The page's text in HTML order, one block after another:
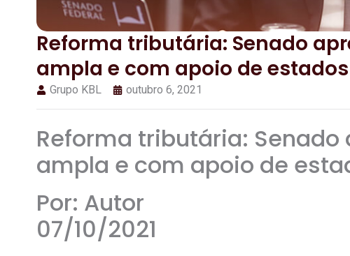
Reforma tributária: Senado
ampla e com apoio de
Grupo KBL outubro 6, 2021
Reforma tributária:
ampla e com apoio de
Por: Autor
07/10/2021